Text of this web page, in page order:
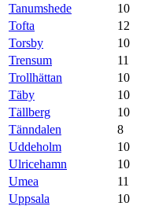
Tanumshede
10
Tofta
12
Torsby
10
Trensum
11
Trollhättan
10
Täby
10
Tällberg
10
Tänndalen
8
Uddeholm
10
Ulricehamn
10
Umea
11
Uppsala
10